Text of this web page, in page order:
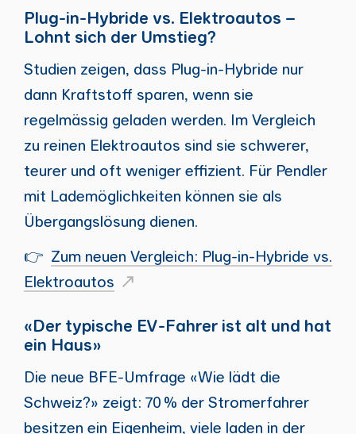
Plug-in-Hybride vs. Elektroautos –
Lohnt sich der Umstieg?
Studien zeigen, dass Plug-in-Hybride nur
dann Kraftstoff sparen, wenn sie
regelmässig geladen werden. Im Vergleich
zu reinen Elektroautos sind sie schwerer,
teurer und oft weniger effizient. Für Pendler
mit Lademöglichkeiten können sie als
Übergangslösung dienen.
👉 Zum neuen Vergleich: Plug-in-Hybride vs.
Elektroautos
«Der typische EV-Fahrer ist alt und hat
ein Haus»
Die neue BFE-Umfrage «Wie lädt die
Schweiz?» zeigt: 70 % der Stromerfahrer
besitzen ein Eigenheim, viele laden in der